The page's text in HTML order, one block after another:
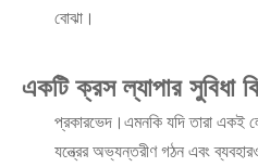
বোঝা।
একটি ক্রস ল্যাপার সুবিধা
প্রকারভেদ।এমনকি যদি তারা একই
যন্ত্রের অভ্যন্তরীণ গঠন এবং